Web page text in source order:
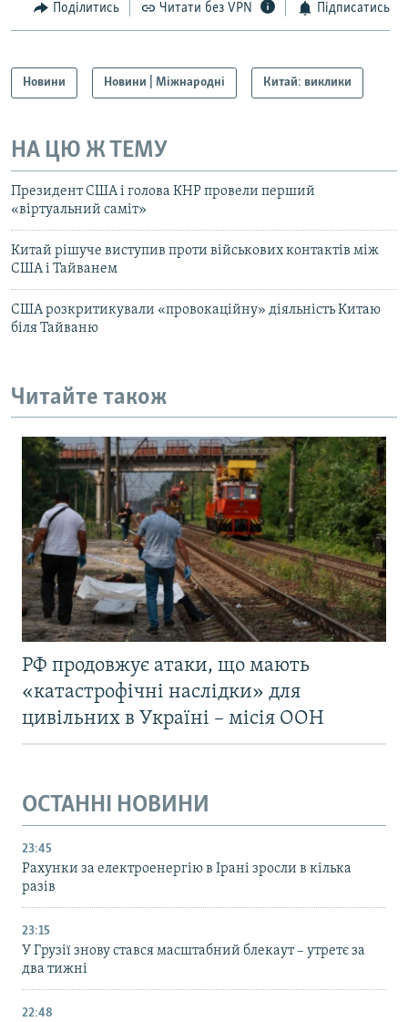
Поділитись Читати без VPN Підписатись
Новини Новини | Міжнародні Китай: виклики
НА ЦЮ Ж ТЕМУ
Президент США і голова КНР провели перший
«віртуальний саміт»
Китай рішуче виступив проти військових контактів між
США і Тайванем
США розкритикували «провокаційну» діяльність Китаю
біля Тайваню
Читайте також
РФ продовжує атаки, що мають
«катастрофічні наслідки» для
цивільних в Україні – місія ООН
ОСТАННІ НОВИНИ
23:45
Рахунки за електроенергію в Ірані зросли в кілька
разів
23:15
У Грузії знову стався масштабний блекаут – утретє за
два тижні
22:48